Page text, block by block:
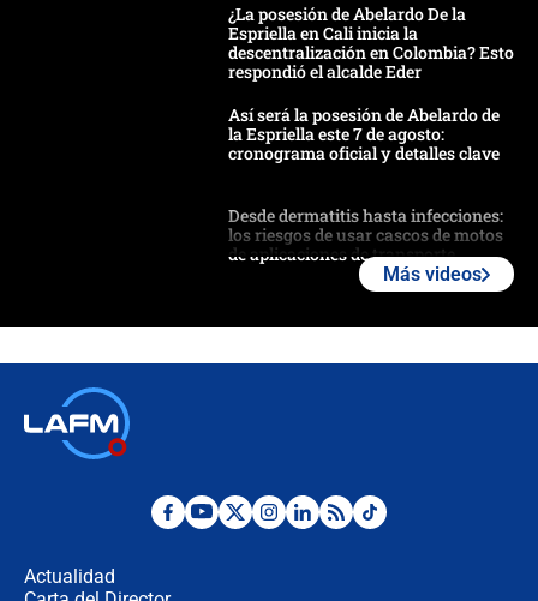
¿La posesión de Abelardo De la
Espriella en Cali inicia la
descentralización en Colombia? Esto
respondió el alcalde Eder
Así será la posesión de Abelardo de
la Espriella este 7 de agosto:
cronograma oficial y detalles clave
Desde dermatitis hasta infecciones:
los riesgos de usar cascos de motos
de aplicaciones de transporte
Posesión de Abelardo De La Espriella
Más videos
Actualidad